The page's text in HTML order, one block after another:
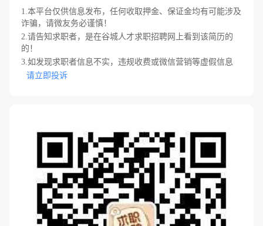
1.本平台仅供信息发布，任何收取押金、保证金均有可能涉及
诈骗，请微友务必谨慎！
2.请告知求职者，是在谷城人才求职招聘网上看到该简历的
的！
3.如发现求职者信息不实，违规收费或微信营销等虚假信息
请立即投诉